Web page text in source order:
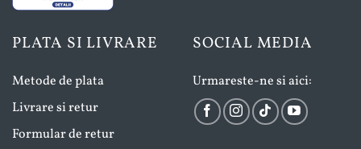
PLATA SI LIVRARE
Metode de plata
Livrare si retur
Formular de retur
SOCIAL MEDIA
Urmareste-ne si aici: